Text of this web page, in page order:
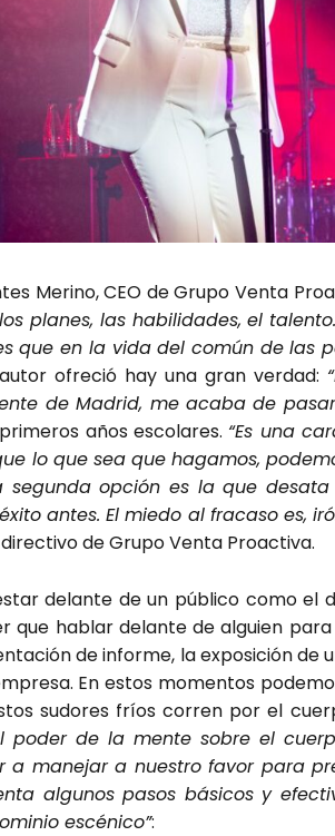
Merino, CEO de Gru­po Ven­ta
pla­nes, las habi­li­da­des, el
que en la vida del común de las
ofre­ció hay una gran ver­dad:
de Madrid, me aca­ba de
años esco­la­res. “Es una
lo que sea que haga­mos,
segun­da opción es la que
antes. El mie­do al fra­ca­so es,
de Gru­po Ven­ta Proac­ti­va.
delan­te de un públi­co como el
que hablar delan­te de alguien
de infor­me, la expo­si­ción de
En estos momen­tos
sudo­res fríos corren por el
poder de la men­te sobre el
a mane­jar a nues­tro favor para
algu­nos pasos bási­cos y
escé­ni­co”: